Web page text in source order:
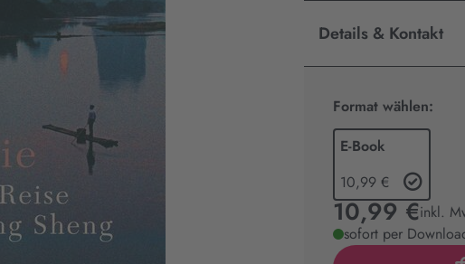
Details & Kontakt
Format wählen:
E-Book
10,99 €
10,99 €inkl.
sofort per